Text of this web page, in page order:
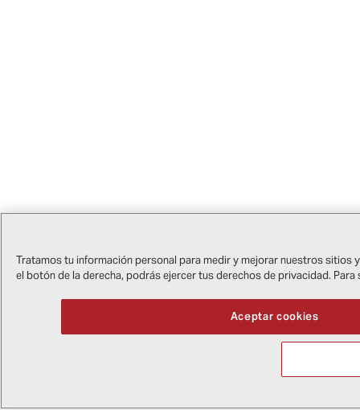
Tratamos tu información personal para medir y mejorar nuestros sitios
el botón de la derecha, podrás ejercer tus derechos de privacidad.
Aceptar cookies